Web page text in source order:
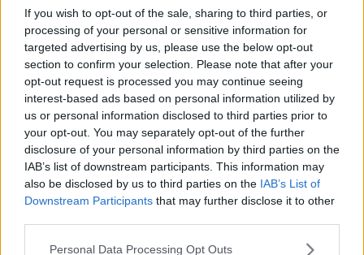
If you wish to opt-out of the sale, sharing to third parties, or
processing of your personal or sensitive information for
targeted advertising by us, please use the below opt-out
section to confirm your selection. Please note that after your
opt-out request is processed you may continue seeing
interest-based ads based on personal information utilized by
us or personal information disclosed to third parties prior to
your opt-out. You may separately opt-out of the further
disclosure of your personal information by third parties on the
IAB’s list of downstream participants. This information may
also be disclosed by us to third parties on the IAB’s List of
Downstream Participants that may further disclose it to other
Personal Data Processing Opt Outs
La sua missione è migliorare la gestione condivisa delle risorse
marine tra Sardegna, Corsica, Toscana e Liguria, accrescendo la
conoscenza scientifica, analizzando pressioni e impatti su habitat e
specie e sviluppando misure di conservazione.
Un percorso che passa anche dalla sperimentazione di strumenti
operativi a supporto della pesca sostenibile, costruiti in stretta
collaborazione con il mondo della pesca.
Per la Toscana hanno partecipato la Regione Toscana e il Parco
Nazionale Arcipelago Toscano, che hanno svolto un ruolo di
raccordo tra area protetta e comunità della pesca, portando
all’attenzione del tavolo di lavoro le esperienze maturate nel Parco
e le testimonianzedirette delle marinerie di Capraia, Pisa,